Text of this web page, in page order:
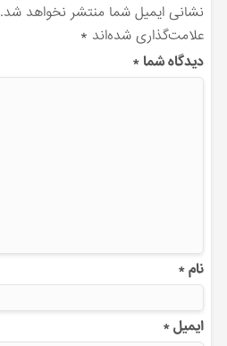
نشانی ایمیل شما منتشر نخواهد شد.
علامت‌گذاری شده‌اند *
دیدگاه شما*
نام*
ایمیل*